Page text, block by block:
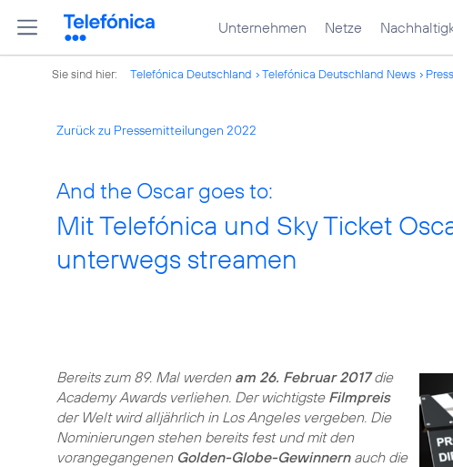
Unternehmen Netze
Sie sind hier: Telefónica Deutschland Telefónica Deutschland News
Zurück zu Pressemitteilungen 2022
And the Oscar goes to:
Mit Telefónica und Sky Ticket
unterwegs streamen
Bereits zum 89. Mal werden am 26. Februar 2017die
Academy Awards verliehen. Der wichtigste Filmpreis
der Welt wird alljährlich in Los Angeles vergeben. Die
Nominierungen stehen bereits fest und mit den
vorangegangenen Golden-Globe-Gewinnernauch die